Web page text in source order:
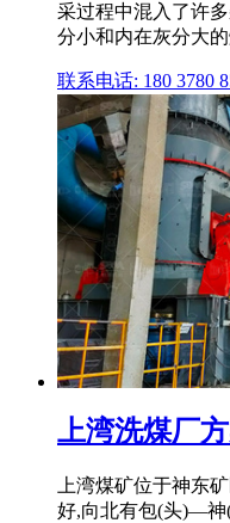
采过程中混入了许
分小和内在灰分大的
联系电话: 180 3780
上湾洗煤厂
上湾煤矿位于神东
好,向北有包(头)—